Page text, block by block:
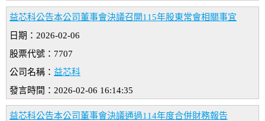
益芯科公告本公司董事會決議召開115年股東常會相關事宜
日期：2026-02-06
股票代號：7707
公司名稱： 益芯科
發言時間：2026-02-06 16:14:35
益芯科公告本公司董事會決議通過114年度合併財務報告